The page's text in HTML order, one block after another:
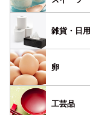
雑貨・ 日
卵
工芸品